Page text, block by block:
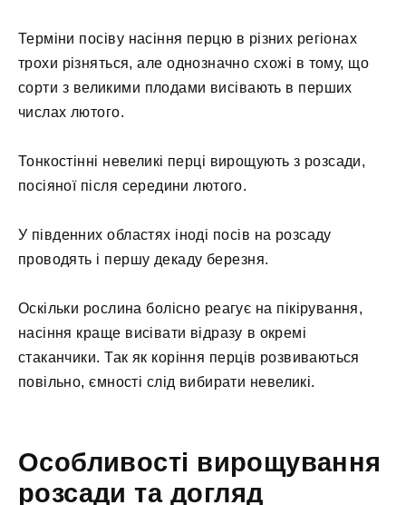
Терміни посіву насіння перцю в різних регіонах
трохи різняться, але однозначно схожі в тому, що
сорти з великими плодами висівають в перших
числах лютого.
Тонкостінні невеликі перці вирощують з розсади,
посіяної після середини лютого.
У південних областях іноді посів на розсаду
проводять і першу декаду березня.
Оскільки рослина болісно реагує на пікірування,
насіння краще висівати відразу в окремі
стаканчики. Так як коріння перців розвиваються
повільно, ємності слід вибирати невеликі.
Особливості вирощування
розсади та догляд